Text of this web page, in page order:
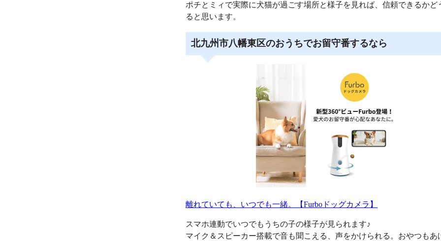
ポチとミィで実際に犬猫が過ごす場所と様子を見れば、信頼できるかど
ると思います。
北九州市八幡東区のおうちでお留守番するなら
離れていても、いつでも一緒。【Furboドッグカメラ】
スマホ連動でいつでもうちの子の様子が見られます♪
マイク＆スピーカー搭載で音も聞こえる、声をかけられる。おやつもあ